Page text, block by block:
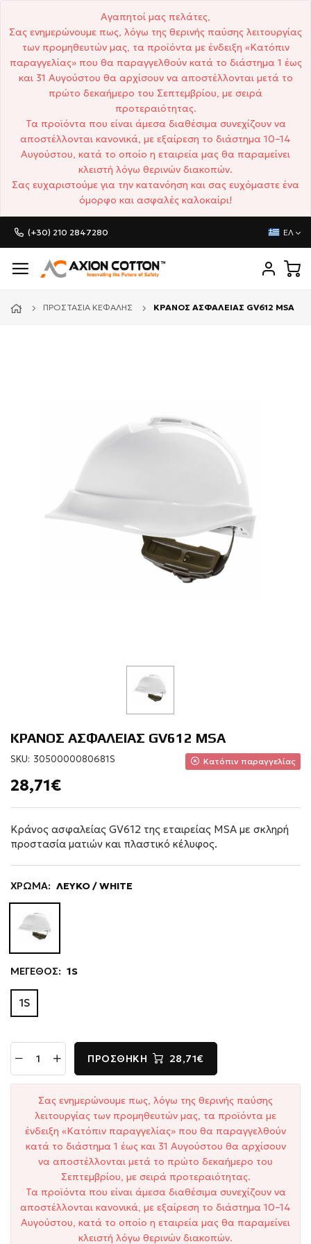
Αγαπητοί μας πελάτες,
Σας ενημερώνουμε πως, λόγω της θερινής παύσης λειτουργίας
των προμηθευτών μας, τα προϊόντα με ένδειξη «Κατόπιν
παραγγελίας» που θα παραγγελθούν κατά το διάστημα 1 έως
και 31 Αυγούστου θα αρχίσουν να αποστέλλονται μετά το
πρώτο δεκαήμερο του Σεπτεμβρίου, με σειρά
προτεραιότητας.
Τα προϊόντα που είναι άμεσα διαθέσιμα συνεχίζουν να
αποστέλλονται κανονικά, με εξαίρεση το διάστημα 10–14
Αυγούστου, κατά το οποίο η εταιρεία μας θα παραμείνει
κλειστή λόγω θερινών διακοπών.
Σας ευχαριστούμε για την κατανόηση και σας ευχόμαστε ένα
όμορφο και ασφαλές καλοκαίρι!
(+30) 210 2847280 ΕΛ
ΠΡΟΣΤΑΣΊΑ ΚΕΦΑΛΉΣ ΚΡΑΝΟΣ ΑΣΦΑΛΕΙΑΣ GV612 MSA
ΚΡΑΝΟΣ ΑΣΦΑΛΕΙΑΣ GV612 MSA
SKU: 3050000080681S Κατόπιν παραγγελίας
28,71€
Κράνος ασφαλείας GV612 της εταιρείας MSA με σκληρή
προστασία ματιών και πλαστικό κέλυφος.
ΧΡΩΜΑ: ΛΕΥΚΟ / WHITE
ΜΕΓΕΘΟΣ: 1S
1S
ΠΡΟΣΘΉΚΗ 28,71€
Σας ενημερώνουμε πως, λόγω της θερινής παύσης
λειτουργίας των προμηθευτών μας, τα προϊόντα με
ένδειξη «Κατόπιν παραγγελίας» που θα παραγγελθούν
κατά το διάστημα 1 έως και 31 Αυγούστου θα αρχίσουν
να αποστέλλονται μετά το πρώτο δεκαήμερο του
Σεπτεμβρίου, με σειρά προτεραιότητας.
Τα προϊόντα που είναι άμεσα διαθέσιμα συνεχίζουν να
αποστέλλονται κανονικά, με εξαίρεση το διάστημα 10–14
Αυγούστου, κατά το οποίο η εταιρεία μας θα παραμείνει
κλειστή λόγω θερινών διακοπών.